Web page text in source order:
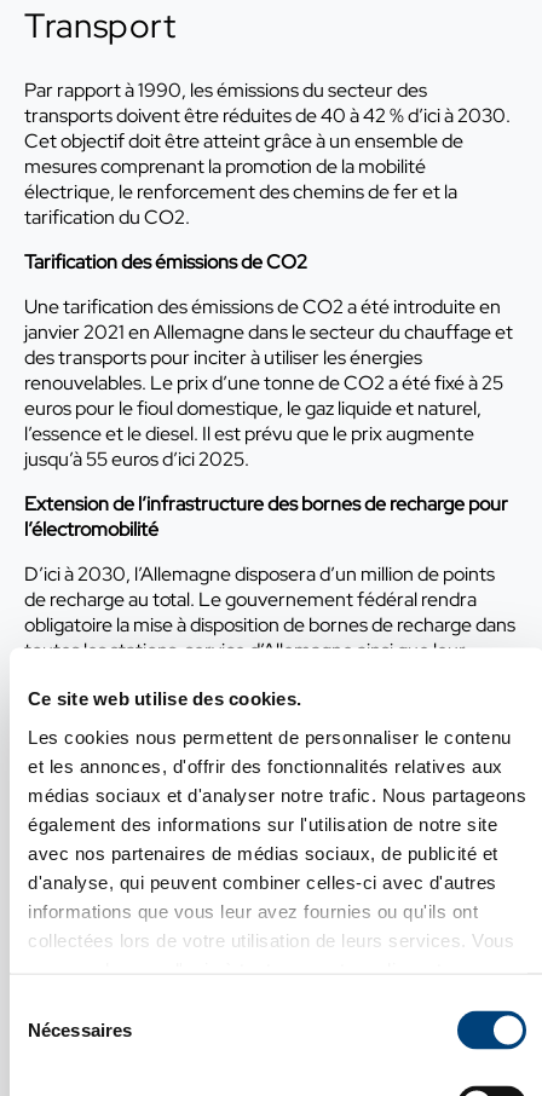
Ce site web utilise des cookies.
Les cookies nous permettent de personnaliser le contenu
et les annonces, d'offrir des fonctionnalités relatives aux
médias sociaux et d'analyser notre trafic. Nous partageons
également des informations sur l'utilisation de notre site
avec nos partenaires de médias sociaux, de publicité et
d'analyse, qui peuvent combiner celles-ci avec d'autres
informations que vous leur avez fournies ou qu'ils ont
collectées lors de votre utilisation de leurs services. Vous
Voir notrePolitique de confidentialité
Nécessaires
Transport
Par rapport à 1990, les émissions du secteur des
transports doivent être réduites de 40 à 42 % d’ici à 2030.
Cet objectif doit être atteint grâce à un ensemble de
mesures comprenant la promotion de la mobilité
électrique, le renforcement des chemins de fer et la
tarification du CO2.
Tarification des émissions de CO2
Une tarification des émissions de CO2 a été introduite en
janvier 2021 en Allemagne dans le secteur du chauffage et
des transports pour inciter à utiliser les énergies
renouvelables. Le prix d’une tonne de CO2 a été fixé à 25
euros pour le fioul domestique, le gaz liquide et naturel,
l’essence et le diesel. Il est prévu que le prix augmente
jusqu’à 55 euros d’ici 2025.
Extension de l’infrastructure des bornes de recharge pour
l’électromobilité
D’ici à 2030, l’Allemagne disposera d’un million de points
de recharge au total. Le gouvernement fédéral rendra
obligatoire la mise à disposition de bornes de recharge dans
toutes les stations-service d’Allemagne ainsi que leur
recharges auront lieu à la maison ou au travail. Par
conséquent, les infrastructures de recharge privées et
commerciales seront également encouragées. Les
propriétaires seront obligés de tolérer l’installation d’une
infrastructure de recharge.
Promotion du passage aux véhicules électriques
La prime à l’achat pour les voitures équipées d’un système
de propulsion électrique, hybride ou à pile à combustible
sera étendue et augmentée pour les voitures de moins de
en Allemagne d’ici 2030. Les véhicules électriques sont
initialement exonérés de la taxe lors de leur première
VOUS SOUHAITEZ VOUS